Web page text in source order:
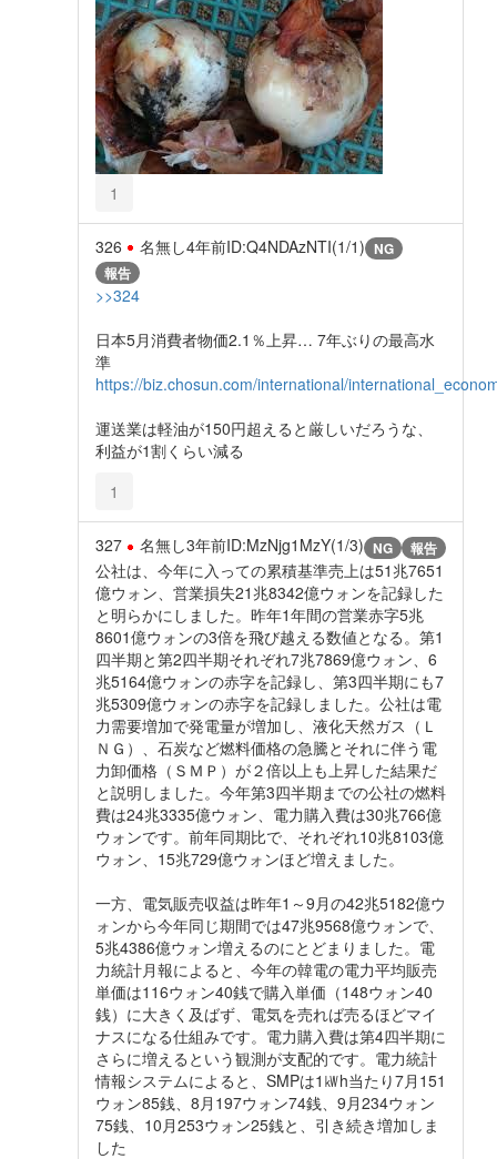
1
326 名無し4年前ID:Q4NDAzNTI(1/1) NG
報告
>>324
日本5月消費者物価2.1％上昇… 7年ぶりの最高水
準
https://biz.chosun.com/international/
運送業は軽油が150円超えると厳しいだろうな、
利益が1割くらい減る
1
327 名無し3年前ID:MzNjg1MzY(1/3) NG 報告
公社は、今年に入っての累積基準売上は51兆7651
億ウォン、営業損失21兆8342億ウォンを記録した
と明らかにしました。昨年1年間の営業赤字5兆
8601億ウォンの3倍を飛び越える数値となる。第1
四半期と第2四半期それぞれ7兆7869億ウォン、6
兆5164億ウォンの赤字を記録し、第3四半期にも7
兆5309億ウォンの赤字を記録しました。公社は電
力需要増加で発電量が増加し、液化天然ガス（Ｌ
ＮＧ）、石炭など燃料価格の急騰とそれに伴う電
力卸価格（ＳＭＰ）が２倍以上も上昇した結果だ
と説明しました。今年第3四半期までの公社の燃料
費は24兆3335億ウォン、電力購入費は30兆766億
ウォンです。前年同期比で、それぞれ10兆8103億
ウォン、15兆729億ウォンほど増えました。
一方、電気販売収益は昨年1～9月の42兆5182億ウ
ォンから今年同じ期間では47兆9568億ウォンで、
5兆4386億ウォン増えるのにとどまりました。電
力統計月報によると、今年の韓電の電力平均販売
単価は116ウォン40銭で購入単価（148ウォン40
銭）に大きく及ばず、電気を売れば売るほどマイ
ナスになる仕組みです。電力購入費は第4四半期に
さらに増えるという観測が支配的です。電力統計
情報システムによると、SMPは1㎾h当たり7月151
ウォン85銭、8月197ウォン74銭、9月234ウォン
75銭、10月253ウォン25銭と、引き続き増加しま
した